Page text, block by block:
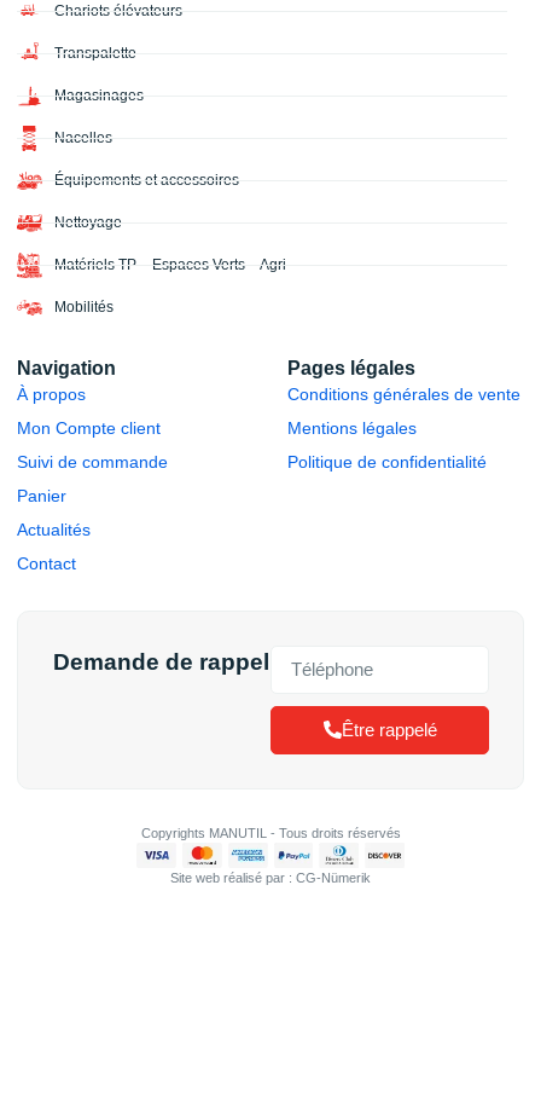
Chariots élévateurs
Transpalette
Magasinages
Nacelles
Équipements et accessoires
Nettoyage
Matériels TP – Espaces Verts – Agri
Mobilités
Navigation
À propos
Mon Compte client
Suivi de commande
Panier
Actualités
Contact
Pages légales
Conditions générales de vente
Mentions légales
Politique de confidentialité
Demande de rappel
Être rappelé
Copyrights MANUTIL - Tous droits réservés
Site web réalisé par : CG-Nümerik